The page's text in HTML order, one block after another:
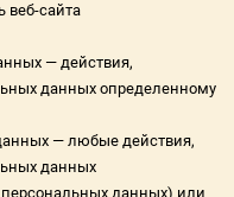
веб-сайта
— действия,
данных определенному
— любые действия,
данных
персональных данных) или